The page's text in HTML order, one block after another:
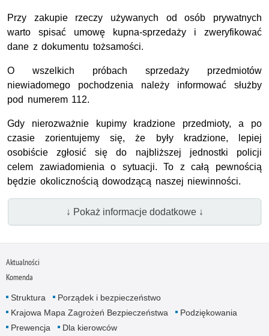
Przy zakupie rzeczy używanych od osób prywatnych
warto spisać umowę kupna-sprzedaży i zweryfikować
dane z dokumentu tożsamości.
O wszelkich próbach sprzedaży przedmiotów
niewiadomego pochodzenia należy informować służby
pod numerem 112.
Gdy nierozważnie kupimy kradzione przedmioty, a po
czasie zorientujemy się, że były kradzione, lepiej
osobiście zgłosić się do najbliższej jednostki policji
celem zawiadomienia o sytuacji. To z całą pewnością
będzie okolicznością dowodzącą naszej niewinności.
↓ Pokaż informacje dodatkowe ↓
Aktualności
Komenda
Struktura
Porządek i bezpieczeństwo
Krajowa Mapa Zagrożeń Bezpieczeństwa
Podziękowania
Prewencja
Dla kierowców